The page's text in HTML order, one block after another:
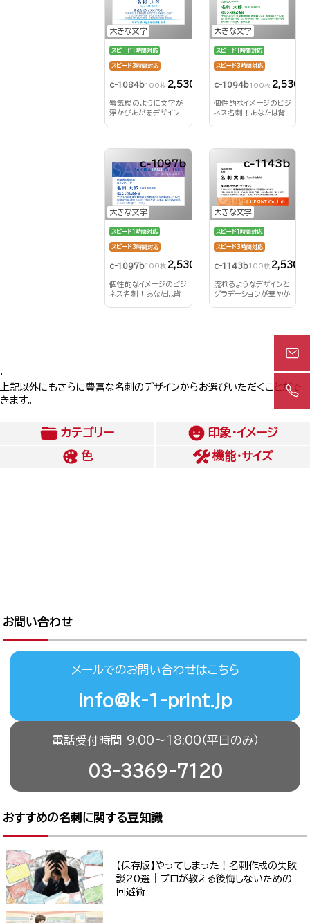
大きな文字
スピード1時間対応
スピード3時間対応
c-1084b100枚 2,530円
蜃気楼のように文字が
浮かびあがるデザイン
大きな文字
スピード1時間対応
スピード3時間対応
c-1094b100枚 2,530円
個性的なイメージのビジ
ネス名刺！あなたは背
大きな文字
c-1097b
スピード1時間対応
スピード3時間対応
c-1097b100枚 2,530円
個性的なイメージのビジ
ネス名刺！あなたは背
大きな文字
c-1143b
スピード1時間対応
スピード3時間対応
c-1143b100枚 2,530円
流れるようなデザインと
グラデーションが華やか
.
上記以外にもさらに豊富な名刺のデザインからお選びいただくことがで
きます。
カテゴリー
印象・イメージ
色
機能・サイズ
お問い合わせ
メールでのお問い合わせはこちら
info@k-1-print.jp
電話受付時間 9:00〜18:00（平日のみ）
03-3369-7120
おすすめの名刺に関する豆知識
【保存版】やってしまった！名刺作成の失敗
談20選｜プロが教える後悔しないための
回避術